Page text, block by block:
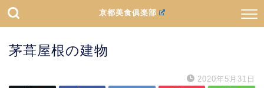
京都美食俱楽部
茅葺屋根の建物
2020年5月31日